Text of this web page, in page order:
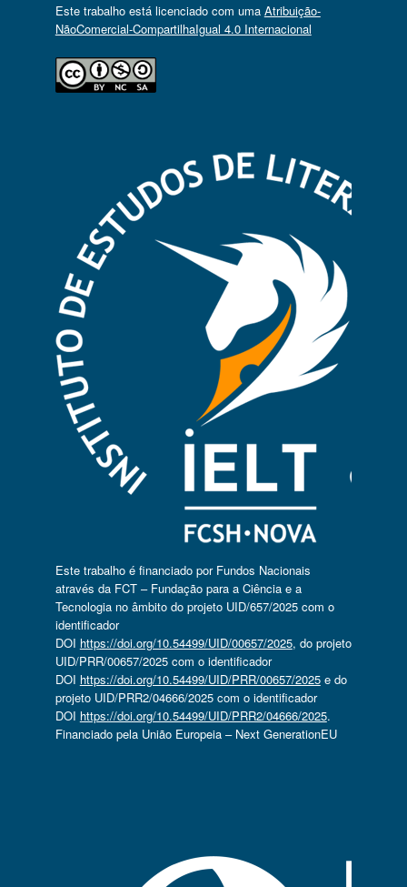
Este trabalho está licenciado com uma Atribuição-
NãoComercial-CompartilhaIgual 4.0 Internacional
Este trabalho é financiado por Fundos Nacionais
através da FCT – Fundação para a Ciência e a
Tecnologia no âmbito do projeto UID/657/2025 com o
identificador
DOI https://doi.org/10.54499/UID/00657/2025, do projeto
UID/PRR/00657/2025 com o identificador
DOI https://doi.org/10.54499/UID/PRR/00657/2025e do
projeto UID/PRR2/04666/2025 com o identificador
DOI https://doi.org/10.54499/UID/PRR2/04666/2025.
Financiado pela União Europeia – Next GenerationEU